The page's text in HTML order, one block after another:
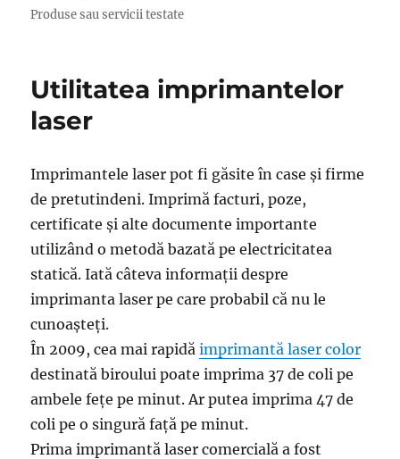
Produse sau servicii testate
Utilitatea imprimantelor
laser
Imprimantele laser pot fi găsite în case și firme
de pretutindeni. Imprimă facturi, poze,
certificate și alte documente importante
utilizând o metodă bazată pe electricitatea
statică. Iată câteva informații despre
imprimanta laser pe care probabil că nu le
cunoașteți.
În 2009, cea mai rapidăimprimantă laser color
destinată biroului poate imprima 37 de coli pe
ambele fețe pe minut. Ar putea imprima 47 de
coli pe o singură față pe minut.
Prima imprimantă laser comercială a fost